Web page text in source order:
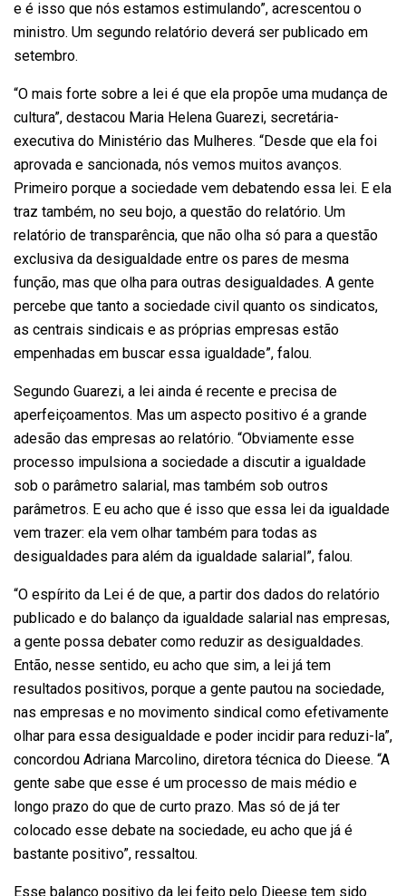
e é isso que nós estamos estimulando”, acrescentou o
ministro. Um segundo relatório deverá ser publicado em
setembro.
“O mais forte sobre a lei é que ela propõe uma mudança de
cultura”, destacou Maria Helena Guarezi, secretária-
executiva do Ministério das Mulheres. “Desde que ela foi
aprovada e sancionada, nós vemos muitos avanços.
Primeiro porque a sociedade vem debatendo essa lei. E ela
traz também, no seu bojo, a questão do relatório. Um
relatório de transparência, que não olha só para a questão
exclusiva da desigualdade entre os pares de mesma
função, mas que olha para outras desigualdades. A gente
percebe que tanto a sociedade civil quanto os sindicatos,
as centrais sindicais e as próprias empresas estão
empenhadas em buscar essa igualdade”, falou.
Segundo Guarezi, a lei ainda é recente e precisa de
aperfeiçoamentos. Mas um aspecto positivo é a grande
adesão das empresas ao relatório. “Obviamente esse
processo impulsiona a sociedade a discutir a igualdade
sob o parâmetro salarial, mas também sob outros
parâmetros. E eu acho que é isso que essa lei da igualdade
vem trazer: ela vem olhar também para todas as
desigualdades para além da igualdade salarial”, falou.
“O espírito da Lei é de que, a partir dos dados do relatório
publicado e do balanço da igualdade salarial nas empresas,
a gente possa debater como reduzir as desigualdades.
Então, nesse sentido, eu acho que sim, a lei já tem
resultados positivos, porque a gente pautou na sociedade,
nas empresas e no movimento sindical como efetivamente
olhar para essa desigualdade e poder incidir para reduzi-la”,
concordou Adriana Marcolino, diretora técnica do Dieese. “A
gente sabe que esse é um processo de mais médio e
longo prazo do que de curto prazo. Mas só de já ter
colocado esse debate na sociedade, eu acho que já é
bastante positivo”, ressaltou.
Esse balanço positivo da lei feito pelo Dieese tem sido